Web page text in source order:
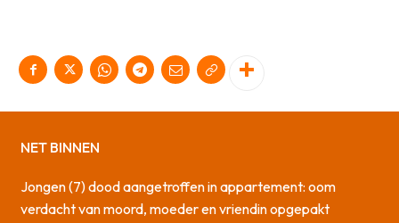
NET BINNEN
Jongen (7) dood aangetroffen in appartement: oom
verdacht van moord, moeder en vriendin opgepakt